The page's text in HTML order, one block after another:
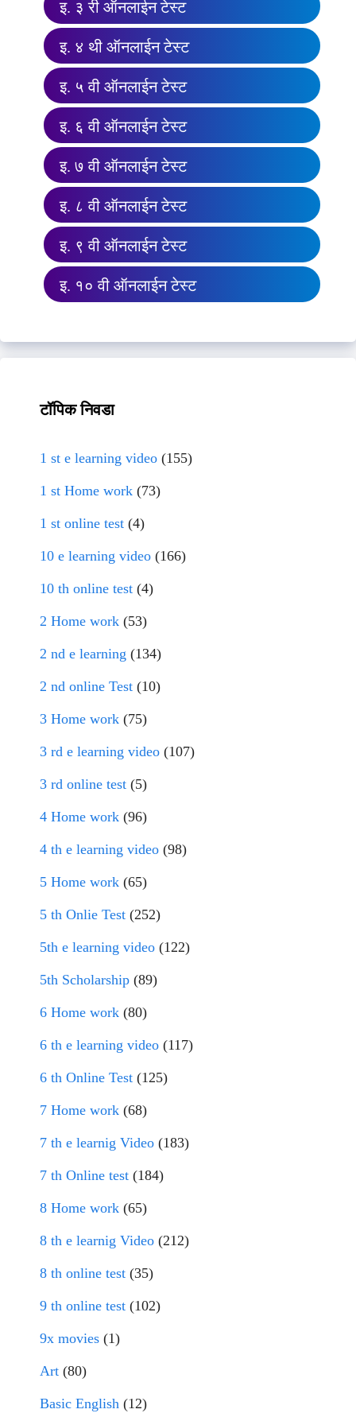
इ. ३ री ऑनलाईन टेस्ट
इ. ४ थी ऑनलाईन टेस्ट
इ. ५ वी ऑनलाईन टेस्ट
इ. ६ वी ऑनलाईन टेस्ट
इ. ७ वी ऑनलाईन टेस्ट
इ. ८ वी ऑनलाईन टेस्ट
इ. ९ वी ऑनलाईन टेस्ट
इ. १० वी ऑनलाईन टेस्ट
टॉपिक निवडा
1 st e learning video (155)
1 st Home work (73)
1 st online test (4)
10 e learning video (166)
10 th online test (4)
2 Home work (53)
2 nd e learning (134)
2 nd online Test (10)
3 Home work (75)
3 rd e learning video (107)
3 rd online test (5)
4 Home work (96)
4 th e learning video (98)
5 Home work (65)
5 th Onlie Test (252)
5th e learning video (122)
5th Scholarship (89)
6 Home work (80)
6 th e learning video (117)
6 th Online Test (125)
7 Home work (68)
7 th e learnig Video (183)
7 th Online test (184)
8 Home work (65)
8 th e learnig Video (212)
8 th online test (35)
9 th online test (102)
9x movies (1)
Art (80)
Basic English (12)